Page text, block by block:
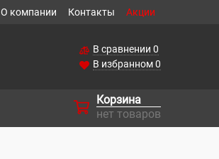
О компании Контакты Акции
В сравнении 0
В избранном0
Корзина
нет товаров